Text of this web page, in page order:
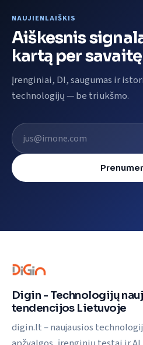
NAUJIENLAIŠKIS
Aiškesnis
kartą per savaitę
Įrenginiai, DI, saugumas ir
technologijų — be triukšmo.
El. pašto adresas
Digin - Technologijų
tendencijos Lietuvoje
digin.lt – naujausios